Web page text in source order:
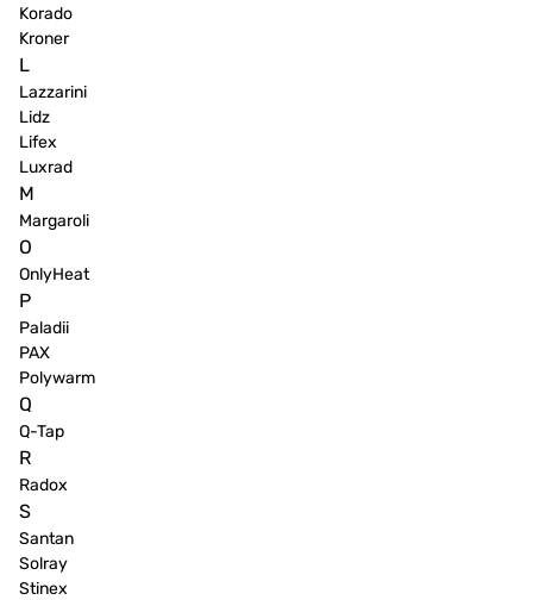
Korado
Kroner
L
Lazzarini
Lidz
Lifex
Luxrad
M
Margaroli
O
OnlyHeat
P
Paladii
PAX
Polywarm
Q
Q-Tap
R
Radox
S
Santan
Solray
Stinex